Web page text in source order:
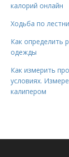
калорий онлайн
Ходьба по
Как определить
одежды
Как измерить
условиях.
калипером